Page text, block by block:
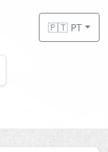
🇵🇹 PT